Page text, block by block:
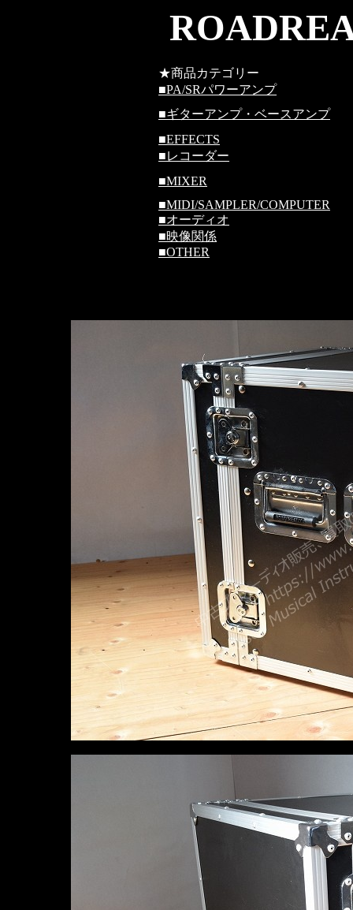
★商品カテゴリー
■PA/SRパワーアンプ
■ギターアンプ・ベースアンプ
■EFFECTS
■レコーダー
■MIXER
■MIDI/SAMPLER/COMPUTER
■オーディオ
■映像関係
■OTHER